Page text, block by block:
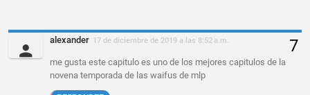
alexander 17 de diciembre de 2019 a las 8:52 a.m.
me gusta este capitulo es uno de los mejores capitulos de la
novena temporada de las waifus de mlp